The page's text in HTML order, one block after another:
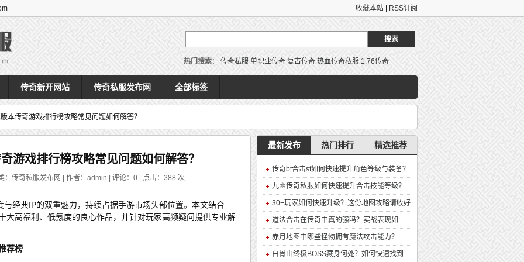
收藏本站 RSS订阅
热门搜索： 传奇私服 单职业传奇 复古传奇 热血传奇私服 1.76传奇
传奇新开网站 传奇私服发布网 全部标签
本传奇游戏排行榜攻略常见问题如何解答？
游戏排行榜攻略常见问题如何解答？
传奇私服发布网 | 作者：admin | 评论：0 | 点击： 388 次
经典IP的双重魅力，持续占据手游市场头部位置。本文结合
大高福利、低氪度的良心作品，并针对玩家高频疑问提供专业解
荐榜
最新发布 热门排行 精选推荐
传奇bt合击sf如何快速提升角色等级与装备？
九幽传奇私服如何快速提升合击技能等级？
30+玩家如何快速升级？这份地图攻略请收好
道法合击在传奇中真的强吗？实战表现如何？
赤月地图中哪些怪物拥有魔法攻击能力？
白骨山终极BOSS藏身何处？如何快速找到并击败它？